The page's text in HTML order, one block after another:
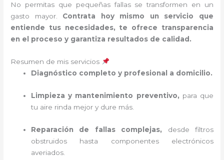
No permitas que pequeñas fallas se transformen en un
gasto mayor. Contrata hoy mismo un servicio que
entiende tus necesidades, te ofrece transparencia
en el proceso y garantiza resultados de calidad.
Resumen de mis servicios
Diagnóstico completo y profesional a domicilio.
Limpieza y mantenimiento preventivo, para que
tu aire rinda mejor y dure más.
Reparación de fallas complejas, desde filtros
obstruidos hasta componentes electrónicos
averiados.